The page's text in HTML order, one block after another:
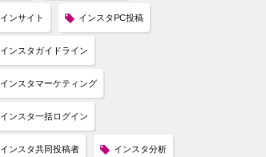
インサイト インスタPC投稿
インスタガイドライン
インスタマーケティング
インスタ一括ログイン
インスタ共同投稿者 インスタ分析